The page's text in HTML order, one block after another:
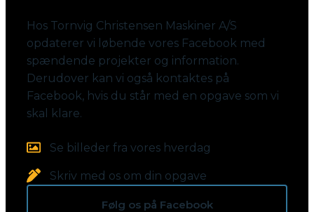
Hos Tornvig Christensen Maskiner A/S
opdaterer vi løbende vores Facebook med
spændende projekter og information.
Derudover kan vi også kontaktes på
Facebook, hvis du står med en opgave som vi
skal klare.
Se billeder fra vores hverdag
Skriv med os om din opgave
Følg os på Facebook